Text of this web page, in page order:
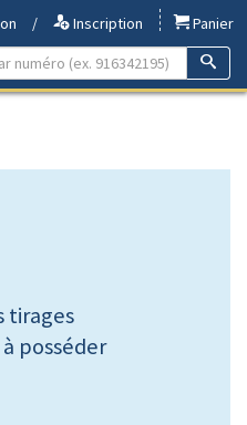
/ Inscription
Panier
tirages
posséder